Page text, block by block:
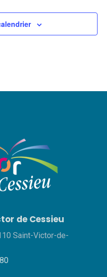
de Cessieu
Saint-Victor-de-